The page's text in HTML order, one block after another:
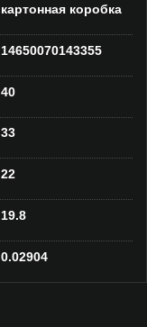
картонная коробка
14650070143355
40
33
22
19.8
0.02904